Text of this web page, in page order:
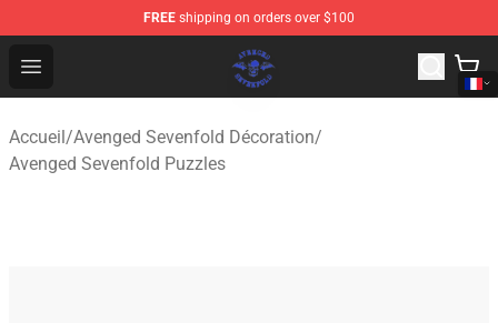
FREE shipping on orders over $100
Open menu
Avenged Sevenfold Shop - Official Avenged Sevenfold
Accueil/Avenged Sevenfold Décoration/
Avenged Sevenfold Puzzles